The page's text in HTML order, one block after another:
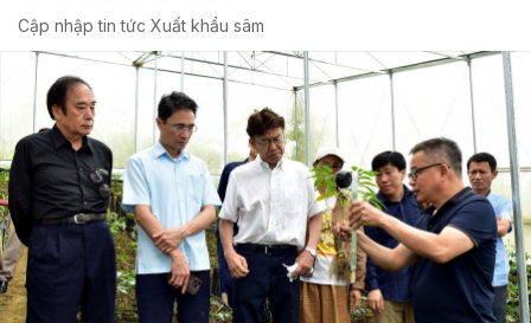
Cập nhập tin tức Xuất khẩu sâm